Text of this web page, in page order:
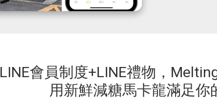
LINE會員制度+LINE禮物，
用新鮮減糖馬卡龍滿足你